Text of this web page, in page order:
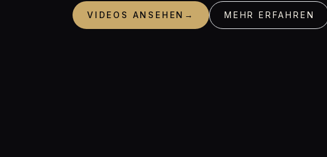
VIDEOS ANSEHEN → MEHR ERFAHREN